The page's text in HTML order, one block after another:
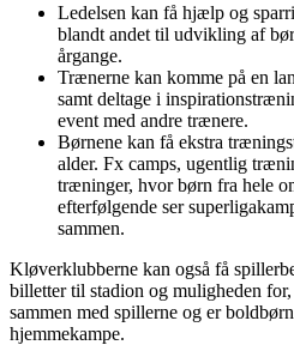
Ledelsen kan få hjælp og
blandt andet til udvikling af
årgange.
Trænerne kan komme på en
samt deltage i
event med andre trænere.
Børnene kan få ekstra
alder. Fx camps, ugentlig
træninger, hvor børn fra hele
efterfølgende ser
sammen.
Kløverklubberne kan også få
billetter til stadion og muligheden
sammen med spillerne og er
hjemmekampe.